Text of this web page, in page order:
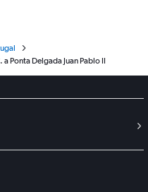
Ponta Delgada Juan Pablo II